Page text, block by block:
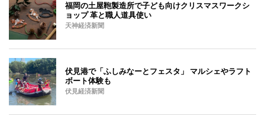
福岡の土屋鞄製造所で子ども向けクリスマスワークシ
ョップ 革と職人道具使い
天神経済新聞
伏見港で「ふしみなーとフェスタ」 マルシェやラフト
ボート体験も
伏見経済新聞